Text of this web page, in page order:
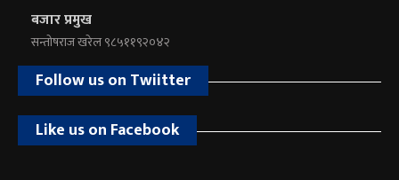
बजार प्रमुख
सन्तोषराज खरेल ९८५११९२०४२
Follow us on Twiitter
Like us on Facebook